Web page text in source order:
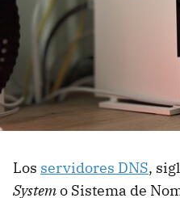
Los servidores DNS,
Systemo Sistema de